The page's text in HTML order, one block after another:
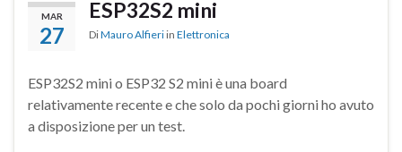
MAR
27
ESP32S2 mini
DiMauro Alfieri in Elettronica
ESP32S2 mini o ESP32 S2 mini è una board
relativamente recente e che solo da pochi giorni ho avuto
a disposizione per un test.